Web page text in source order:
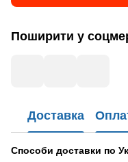
Поширити у
Доставка
Способи доставки по